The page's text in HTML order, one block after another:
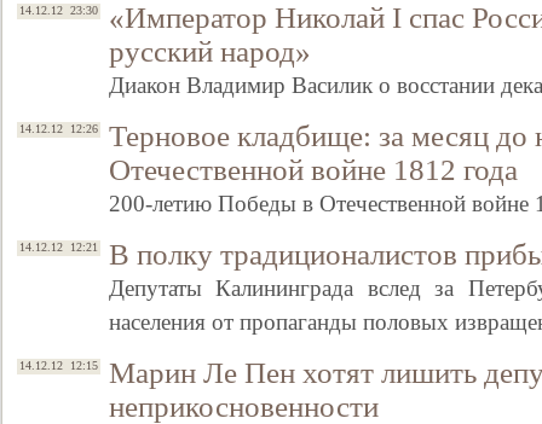
14.12.12 23:30
«Император Николай I спас
русский народ»
Диакон Владимир Василик о восстании
14.12.12 12:26
Терновое кладбище: за месяц
Отечественной войне 1812 года
200-летию Победы в Отечественной войне
14.12.12 12:21 В полку традиционалистов
Депутаты Калининграда вслед за
населения от пропаганды половых
14.12.12 12:15
Марин Ле Пен хотят лишить
неприкосновенности